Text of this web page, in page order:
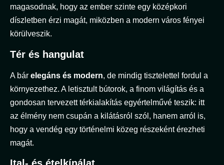
magasodnak, hogy az ember szinte egy középkori
díszletben érzi magát, miközben a modern város fényei
körülveszik.
Tér és hangulat
A bár elegáns és modern, de mindig tisztelettel fordul a
környezethez. A letisztult bútorok, a finom világítás és a
gondosan tervezett térkialakítás egyértelművé teszik: itt
az élmény nem csupán a kilátásról szól, hanem arról is,
hogy a vendég egy történelmi közeg részeként érezheti
magát.